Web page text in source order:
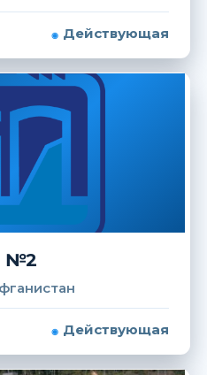
Действующая
№2
Действующая